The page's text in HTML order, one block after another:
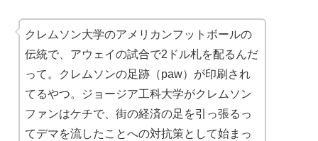
クレムソン大学のアメリカンフットボールの
伝統で、アウェイの試合で2ドル札を配るんだ
って。クレムソンの足跡（paw）が印刷され
てるやつ。ジョージア工科大学がクレムソン
ファンはケチで、街の経済の足を引っ張るっ
てデマを流したことへの対抗策として始まっ